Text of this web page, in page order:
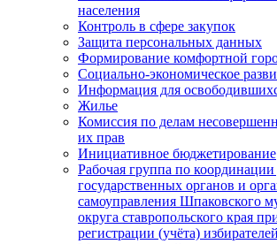
населения
Контроль в сфере закупок
Защита персональных данных
Формирование комфортной
Социально-экономическое
Информация для
Жилье
Комиссия по делам
их прав
Инициативное бюджетирование
Рабочая группа по координации
государственных органов и
самоуправления Шпаковского
округа ставропольского края
регистрации (учёта) избирателей